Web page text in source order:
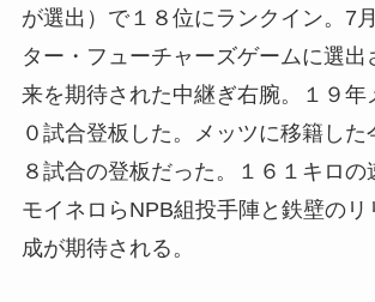
が選出）で１８位にランクイン。7
ター・フューチャーズゲームに選出
来を期待された中継ぎ右腕。１９年
０試合登板した。メッツに移籍した
８試合の登板だった。１６１キロの
モイネロらNPB組投手陣と鉄壁のリ
成が期待される。